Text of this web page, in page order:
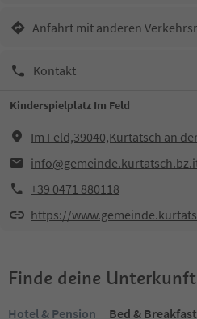
Anfahrt mit anderen
Kontakt
Kinderspielplatz Im Feld
Im Feld,39040,Kurtatsch an
+39 0471 880118
https://
Finde deine
Hotel & Pension
Bed & Breakfast